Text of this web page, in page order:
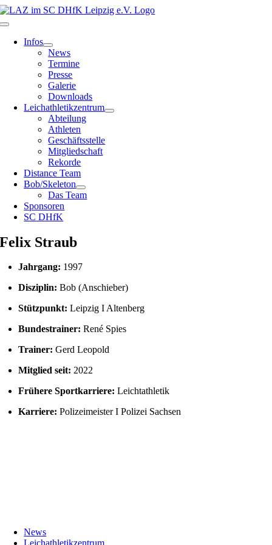
Zum
Inhalt
Toggle
Navigation
Infos
News
Termine
Presse
Galerie
Downloads
Leichathletikzentrum
Abteilung
Athleten
Geschäftsstelle
Mitgliedschaft
Rekorde
Distance Team
Bob/Skeleton
Das Team
Sponsoren
SC DHfK
Felix Straub
Jahrgang: 1997
Disziplin: Bob (Anschieber)
Stützpunkt:Leipzig I Altenberg
Bundestrainer: René Spies
Trainer:Gerd Leopold
Mitglied seit: 2022
Frühere Sportkarriere: Leichtathletik
Karriere: Polizeimeister I Polizei Sachsen
News
Leichathletikzentrum